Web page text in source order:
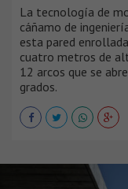
La tecnología de
cáñamo de
esta pared
cuatro metros de
12 arcos que se
grados.